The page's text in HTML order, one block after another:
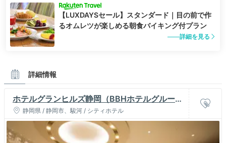
【LUXDAYSセール】スタンダード｜目の前で作
るオムレツが楽しめる朝食バイキング付プラン
詳細を見る
詳細情報
ホテルグランヒルズ静岡（BBHホテルグルー
プ）静岡県 / 静岡市、駿河 / シティホテル